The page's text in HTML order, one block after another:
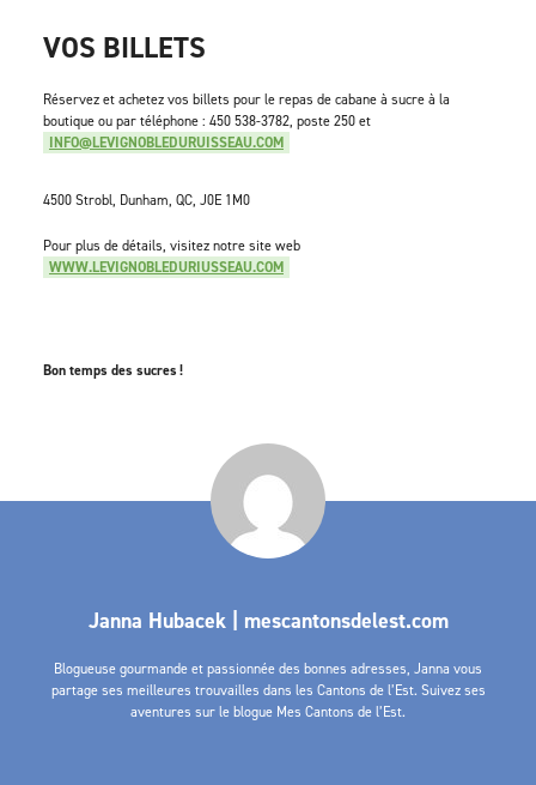
VOS BILLETS
Réservez et achetez vos billets pour le repas de cabane à sucre à la
boutique ou par téléphone : 450 538-3782, poste 250 et
INFO@LEVIGNOBLEDURUISSEAU.COM
4500 Strobl, Dunham, QC, J0E 1M0
Pour plus de détails, visitez notre site web
WWW.LEVIGNOBLEDURIUSSEAU.COM
Bon temps des sucres!
Janna Hubacek | mescantonsdelest.com
Blogueuse gourmande et passionnée des bonnes adresses, Janna vous
partage ses meilleures trouvailles dans les Cantons de l’Est. Suivez ses
aventures sur le blogue Mes Cantons de l’Est.